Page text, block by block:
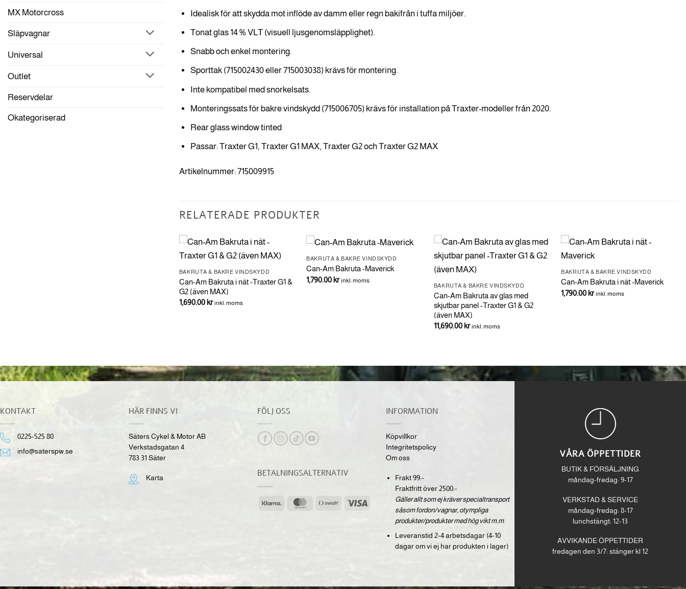
MX Motorcross
Släpvagnar
Universal
Outlet
Reservdelar
Okategoriserad
Idealisk för att skydda mot inflöde av damm eller regn bakifrån i tuffa miljöer.
Tonat glas 14 % VLT (visuell ljusgenomsläpplighet).
Snabb och enkel montering.
Sporttak (715002430 eller 715003038) krävs för montering.
Inte kompatibel med snorkelsats.
Monteringssats för bakre vindskydd (715006705) krävs för installation på Traxter-modeller från 2020.
Rear glass window tinted
Passar: Traxter G1, Traxter G1 MAX, Traxter G2 och Traxter G2 MAX
Artikelnummer: 715009915
RELATERADE PRODUKTER
BAKRUTA & BAKRE VINDSKYDD
Can-Am Bakruta i nät -Traxter G1 &
G2 (även MAX)
1,690.00 kr inkl. moms
BAKRUTA & BAKRE VINDSKYDD
Can-Am Bakruta -Maverick
1,790.00 kr inkl. moms
BAKRUTA & BAKRE VINDSKYDD
Can-Am Bakruta av glas med
skjutbar panel -Traxter G1 & G2
(även MAX)
11,690.00 kr inkl. moms
BAKRUTA & BAKRE VINDSKYDD
Can-Am Bakruta i nät -Maverick
1,790.00 kr inkl. moms
KONTAKT
0225-525 80
info@saterspw.se
HÄR FINNS VI
Säters Cykel & Motor AB
Verkstadsgatan 4
783 31 Säter
Karta
FÖLJ OSS
BETALNINGSALTERNATIV
Klarna MasterCardSwish
INFORMATION
Köpvillkor
Integritetspolicy
Om oss
Frakt 99:-
Fraktfritt över 2500:-
Gäller allt som ej kräver specialtransport
såsom fordon/vagnar, otympliga
produkter/produkter med hög vikt m.m
Leveranstid 2-4 arbetsdagar (4-10
dagar om vi ej har produkten i lager)
VÅRA ÖPPETTIDER
BUTIK & FÖRSÄLJNING
måndag-fredag: 9-17
VERKSTAD & SERVICE
måndag-fredag: 8-17
lunchstängt: 12-13
AVVIKANDE ÖPPETTIDER
fredagen den 3/7: stänger kl 12